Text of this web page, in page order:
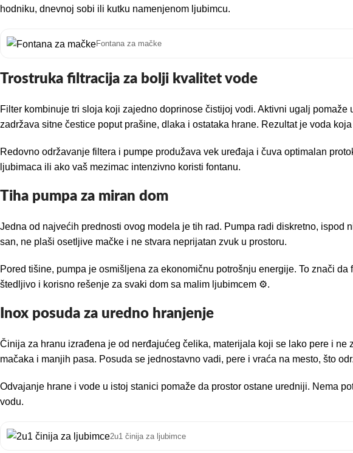
hodniku, dnevnoj sobi ili kutku namenjenom ljubimcu.
Fontana za mačke
Trostruka filtracija za bolji kvalitet vode
Filter kombinuje tri sloja koji zajedno doprinose čistijoj vodi. Aktivni ugalj
zadržava sitne čestice poput prašine, dlaka i ostataka hrane. Rezultat je voda
Redovno održavanje filtera i pumpe produžava vek uređaja i čuva optimalan
ljubimaca ili ako vaš mezimac intenzivno koristi fontanu.
Tiha pumpa za miran dom
Jedna od najvećih prednosti ovog modela je tih rad. Pumpa radi diskretno,
san, ne plaši osetljive mačke i ne stvara neprijatan zvuk u prostoru.
Pored tišine, pumpa je osmišljena za ekonomičnu potrošnju energije. To znači
štedljivo i korisno rešenje za svaki dom sa malim ljubimcem ⚙️.
Inox posuda za uredno hranjenje
Činija za hranu izrađena je od nerđajućeg čelika, materijala koji se lako pere i
mačaka i manjih pasa. Posuda se jednostavno vadi, pere i vraća na mesto, što
Odvajanje hrane i vode u istoj stanici pomaže da prostor ostane uredniji. Nema
vodu.
2u1 činija za ljubimce